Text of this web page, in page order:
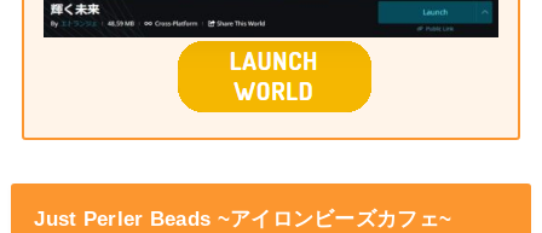
Just Perler Beads ~アイロンビーズカフェ~